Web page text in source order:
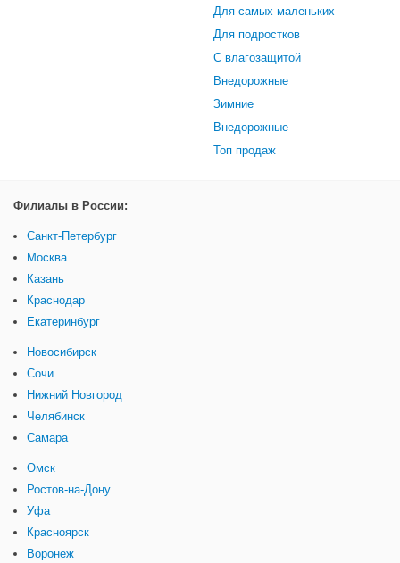
Для самых маленьких
Для подростков
С влагозащитой
Внедорожные
Зимние
Внедорожные
Топ продаж
Филиалы в России:
Санкт-Петербург
Москва
Казань
Краснодар
Екатеринбург
Новосибирск
Сочи
Нижний Новгород
Челябинск
Самара
Омск
Ростов-на-Дону
Уфа
Красноярск
Воронеж